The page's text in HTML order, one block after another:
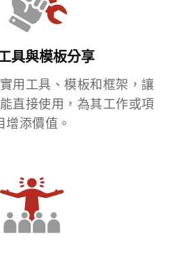
具與模板分享
用工具、模板和框架，讓
直接使用，為其工作或項
增添價值。